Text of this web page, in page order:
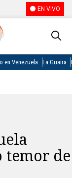
EN VIVO
en Venezuela La Guaira
temor de